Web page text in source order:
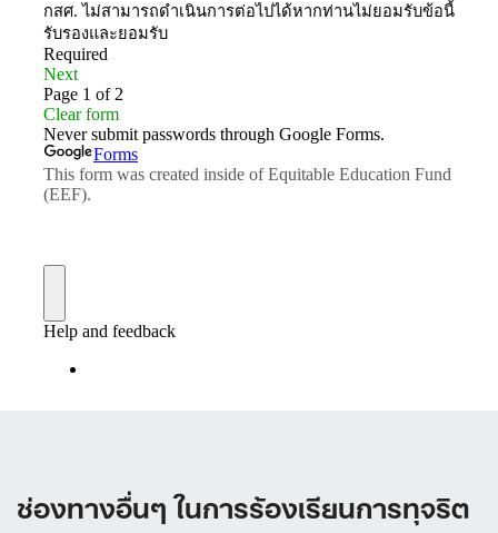
ช่องทางอื่นๆ ในการร้องเรียนการทุจริต